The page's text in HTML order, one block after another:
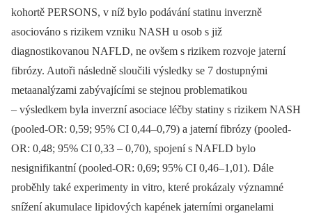
kohortě PERSONS, v níž bylo podávání statinu inverzně
asociováno s rizikem vzniku NASH u osob s již
diagnostikovanou NAFLD, ne ovšem s rizikem rozvoje jaterní
fibrózy. Autoři následně sloučili výsledky se 7 dostupnými
metaanalýzami zabývajícími se stejnou problematikou
–⁠ výsledkem byla inverzní asociace léčby statiny s rizikem NASH
(pooled-OR: 0,59; 95% CI 0,44–0,79) a jaterní fibrózy (pooled-
OR: 0,48; 95% CI 0,33 –⁠ 0,70), spojení s NAFLD bylo
nesignifikantní (pooled-OR: 0,69; 95% CI 0,46–1,01). Dále
proběhly také experimenty in vitro, které prokázaly významné
snížení akumulace lipidových kapének jaterními organelami